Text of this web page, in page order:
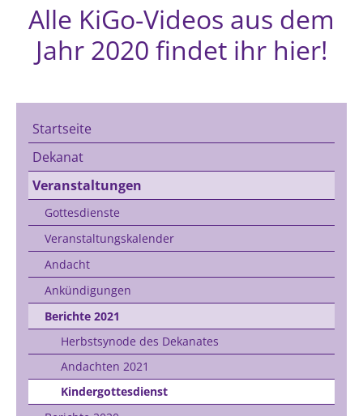
Alle KiGo-Videos aus dem
Jahr 2020 findet ihr hier!
Startseite
Dekanat
Veranstaltungen
Gottesdienste
Veranstaltungskalender
Andacht
Ankündigungen
Berichte 2021
Herbstsynode des Dekanates
Andachten 2021
Kindergottesdienst